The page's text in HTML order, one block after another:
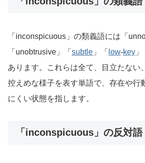
「inconspicuous」の類義語には「
「unobtrusive」「 subtle 」「 low-key
あります。これらは全て、目立たない
控えめな様子を表す単語で、存在や行
にくい状態を指します。
「inconspicuous」の反対語